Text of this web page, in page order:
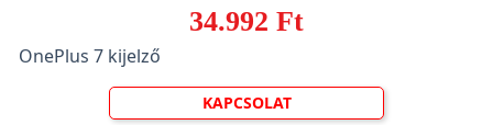
34.992 Ft
OnePlus 7 kijelző
KAPCSOLAT